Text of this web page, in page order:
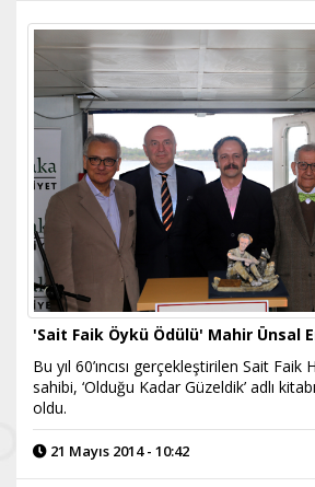
'Sait Faik Öykü Ödülü' Mahir Ünsal
Bu yıl 60’ıncısı gerçekleştirilen Sait Faik
sahibi, ‘Olduğu Kadar Güzeldik’ adlı
oldu.
21 Mayıs 2014 - 10:42